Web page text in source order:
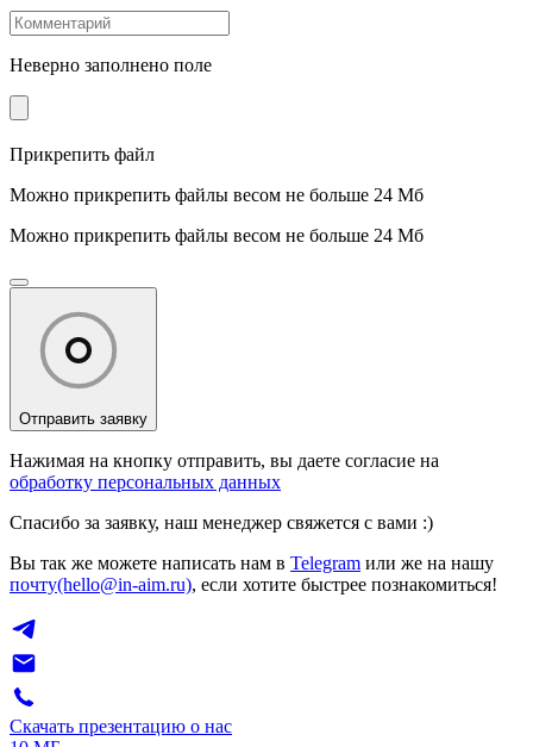
Неверно заполнено поле
Прикрепить файл
Можно прикрепить файлы весом не больше 24 Мб
Можно прикрепить файлы весом не больше 24 Мб
Отправить заявку
Нажимая на кнопку отправить, вы даете согласие на
обработку персональных данных
Спасибо за заявку, наш менеджер свяжется с вами :)
Вы так же можете написать нам в Telegram или же на нашу
почту(hello@in-aim.ru), если хотите быстрее познакомиться!
Скачать презентацию о нас